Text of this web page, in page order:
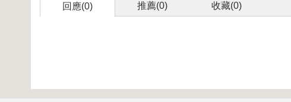
回應(0) 推薦(0) 收藏(0)